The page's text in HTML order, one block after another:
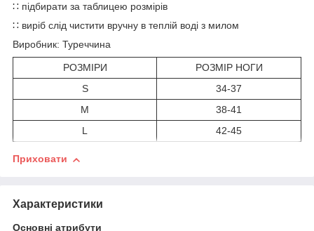
∷ підбирати за таблицею розмірів
∷ виріб слід чистити вручну в теплій воді з милом
Виробник: Туреччина
РОЗМІРИ
РОЗМІР НОГИ
S
34-37
M
38-41
L
42-45
Приховати
Характеристики
Основні атрибути